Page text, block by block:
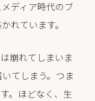
ディア時代のブ
れています。
崩れてしまいま
てしまう。つま
。ほどなく、生